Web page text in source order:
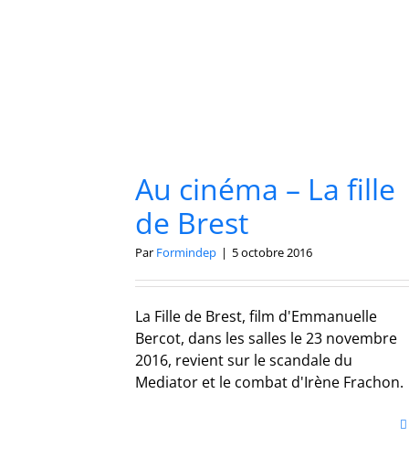
Au cinéma – La fille
de Brest
Par Formindep | 5 octobre 2016
La Fille de Brest, film d'Emmanuelle
Bercot, dans les salles le 23 novembre
2016, revient sur le scandale du
Mediator et le combat d'Irène Frachon.